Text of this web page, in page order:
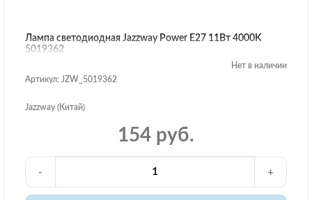
Лампа светодиодная Jazzway Power E27 11Вт 4000K
5019362
Нет в наличии
Артикул: JZW_5019362
Jazzway (Китай)
154 руб.
- +